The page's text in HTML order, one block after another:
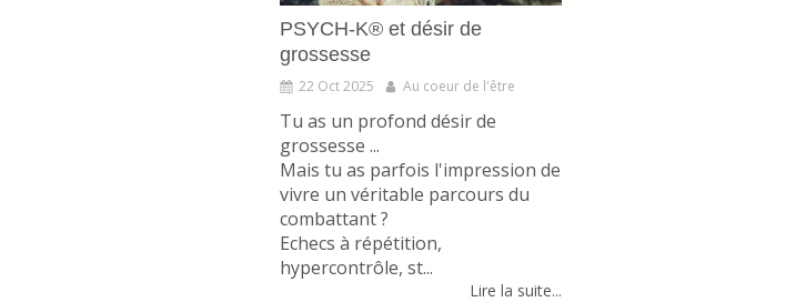
PSYCH-K® et désir de
grossesse
22 Oct 2025 Au coeur de l'être
Tu as un profond désir de
grossesse ...
Mais tu as parfois l'impression de
vivre un véritable parcours du
combattant ?
Echecs à répétition,
hypercontrôle, st...
Lire la suite...